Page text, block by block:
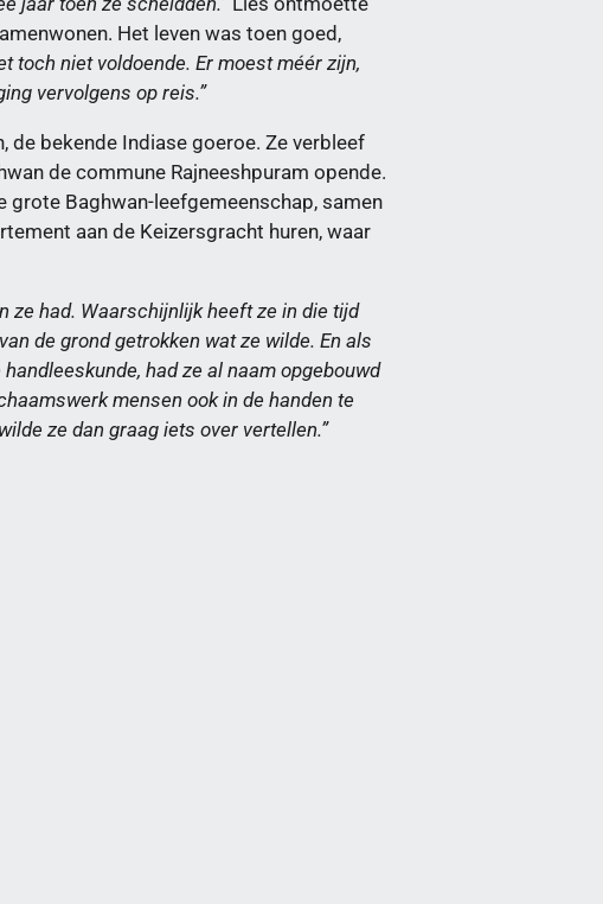
Het leven was toen goed,
toch niet voldoende. Er moest méér zijn,
vervolgens op reis.”
de bekende Indiase goeroe. Ze verbleef
de commune Rajneeshpuram opende.
grote Baghwan-leefgemeenschap, samen
aan de Keizersgracht huren, waar
ze had. Waarschijnlijk heeft ze in die tijd
de grond getrokken wat ze wilde. En als
had ze al naam opgebouwd
mensen ook in de handen te
ze dan graag iets over vertellen.”